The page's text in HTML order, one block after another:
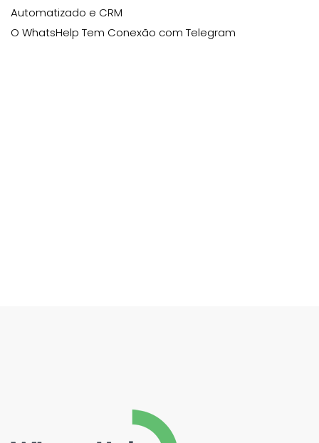
Automatizado e CRM
O WhatsHelp Tem Conexão com Telegram